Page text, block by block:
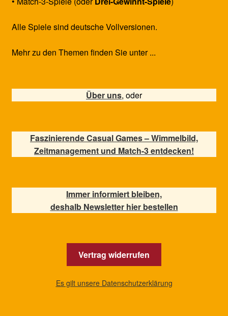
Alle Spiele sind deutsche Vollversionen.
Mehr zu den Themen finden Sie unter ...
Über uns, oder
Faszinierende Casual Games – Wimmelbild,
Zeitmanagement und Match-3 entdecken!
Immer informiert bleiben,
deshalb Newsletter hier bestellen
Vertrag widerrufen
Es gilt unsere Datenschutzerklärung